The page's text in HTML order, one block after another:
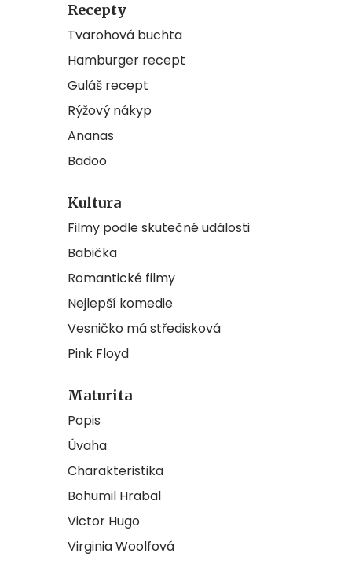
Recepty
Tvarohová buchta
Hamburger recept
Guláš recept
Rýžový nákyp
Ananas
Badoo
Kultura
Filmy podle skutečné události
Babička
Romantické filmy
Nejlepší komedie
Vesničko má středisková
Pink Floyd
Maturita
Popis
Úvaha
Charakteristika
Bohumil Hrabal
Victor Hugo
Virginia Woolfová